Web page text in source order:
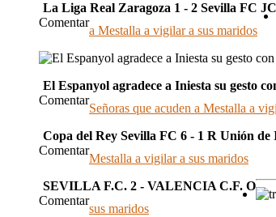
La Liga Real Zaragoza 1 - 2 Sevilla FC JC
Comentar
a Mestalla a vigilar a sus maridos
El Espanyol agradece a Iniesta su gesto
Comentar
Señoras que acuden a Mestalla a
Copa del Rey Sevilla FC 6 - 1 R Unión
Comentar
Mestalla a vigilar a sus maridos
SEVILLA F.C. 2 - VALENCIA C.F. O
Comentar
sus maridos